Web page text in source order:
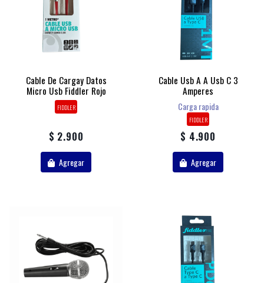
Cable De Cargay Datos
Micro Usb Fiddler Rojo
FIDDLER
$ 2.900
Agregar
Cable Usb A A Usb C 3
Amperes
Carga rapida
FIDDLER
$ 4.900
Agregar